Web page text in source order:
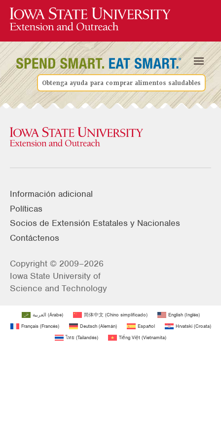
Obtenga ayuda para comprar alimentos saludables
Información adicional
Políticas
Socios de Extensión Estatales y Nacionales
Contáctenos
Copyright © 2009–2026
Iowa State University of
Science and Technology
العربية (Árabe) 简体中文(Chino simplificado) English(Inglés)
Français(Francés) Deutsch(Alemán) Español Hrvatski(Croata)
ไทย (Tailandés) Tiếng Việt (Vietnamita)